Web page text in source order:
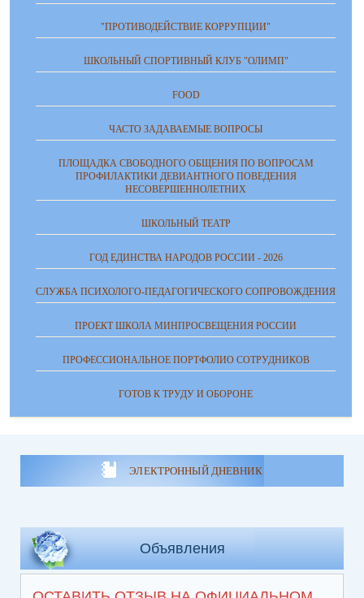
"ПРОТИВОДЕЙСТВИЕ КОРРУПЦИИ"
ШКОЛЬНЫЙ СПОРТИВНЫЙ КЛУБ "ОЛИМП"
FOOD
ЧАСТО ЗАДАВАЕМЫЕ ВОПРОСЫ
ПЛОЩАДКА СВОБОДНОГО ОБЩЕНИЯ ПО ВОПРОСАМ
ПРОФИЛАКТИКИ ДЕВИАНТНОГО ПОВЕДЕНИЯ
НЕСОВЕРШЕННОЛЕТНИХ
ШКОЛЬНЫЙ ТЕАТР
ГОД ЕДИНСТВА НАРОДОВ РОССИИ - 2026
СЛУЖБА ПСИХОЛОГО-ПЕДАГОГИЧЕСКОГО СОПРОВОЖДЕНИЯ
ПРОЕКТ ШКОЛА МИНПРОСВЕЩЕНИЯ РОССИИ
ПРОФЕССИОНАЛЬНОЕ ПОРТФОЛИО СОТРУДНИКОВ
ГОТОВ К ТРУДУ И ОБОРОНЕ
ЭЛЕКТРОННЫЙ ДНЕВНИК
Объявления